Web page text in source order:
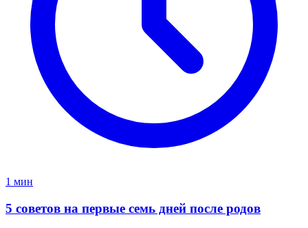
1 мин
5 советов на первые семь дней после родов